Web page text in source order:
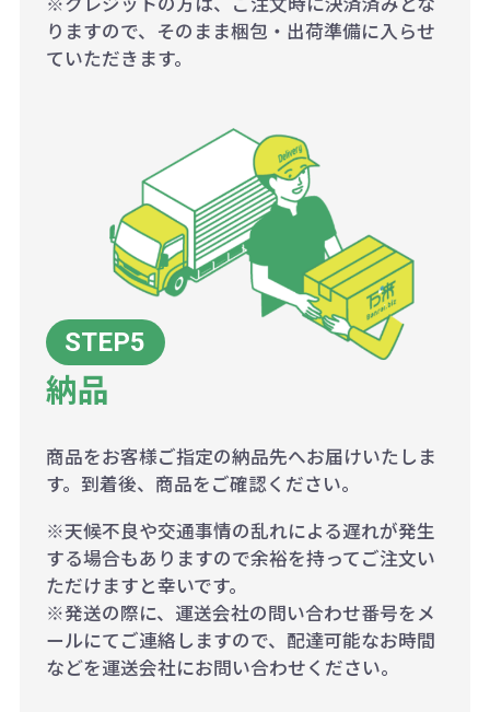
りますので、そのまま梱包・出荷準備に入らせ
ていただきます。
納品
商品をお客様ご指定の納品先へお届けいたしま
す。到着後、商品をご確認ください。
※天候不良や交通事情の乱れによる遅れが発生
する場合もありますので余裕を持ってご注文い
ただけますと幸いです。
※発送の際に、運送会社の問い合わせ番号をメ
ールにてご連絡しますので、配達可能なお時間
などを運送会社にお問い合わせください。